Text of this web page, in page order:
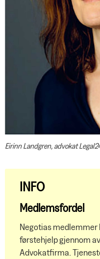
Eirinn Landgren, advokat
INFO
Medlemsfordel
Negotias
førstehjelp gjennom
Advokatfirma.